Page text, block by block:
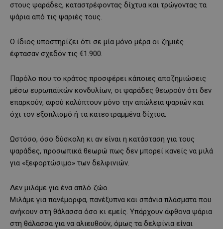
στους ψαράδες, καταστρέφοντας δίχτυα και τρώγοντας τα
ψάρια από τις ψαριές τους.
Ο ίδιος υποστηρίζει ότι σε μία μόνο μέρα οι ζημιές
έφτασαν σχεδόν τις €1.900.
Παρόλο που το κράτος προσφέρει κάποιες αποζημιώσεις
μέσω ευρωπαϊκών κονδυλίων, οι ψαράδες θεωρούν ότι δεν
επαρκούν, αφού καλύπτουν μόνο την απώλεια ψαριών και
όχι τον εξοπλισμό ή τα κατεστραμμένα δίχτυα.
Ωστόσο, όσο δύσκολη κι αν είναι η κατάσταση για τους
ψαράδες, προσωπικά θεωρώ πως δεν μπορεί κανείς να μιλά
για «ξεφορτώσιμο» των δελφινιών.
Δεν μιλάμε για ένα απλό ζώο.
Μιλάμε για πανέμορφα, πανέξυπνα και σπάνια πλάσματα που
ανήκουν στη θάλασσα όσο κι εμείς. Υπάρχουν άφθονα ψάρια
στη θάλασσα για να αλιευθούν, όμως τα δελφίνια είναι